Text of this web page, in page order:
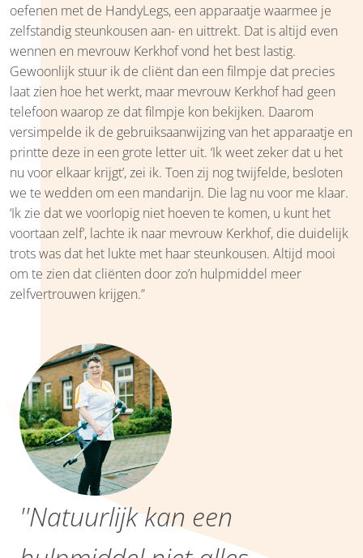
oefenen met de HandyLegs, een apparaatje waarmee je
zelfstandig steunkousen aan- en uittrekt. Dat is altijd even
wennen en mevrouw Kerkhof vond het best lastig.
Gewoonlijk stuur ik de cliënt dan een filmpje dat precies
laat zien hoe het werkt, maar mevrouw Kerkhof had geen
telefoon waarop ze dat filmpje kon bekijken. Daarom
versimpelde ik de gebruiksaanwijzing van het apparaatje en
printte deze in een grote letter uit. ‘Ik weet zeker dat u het
nu voor elkaar krijgt’, zei ik. Toen zij nog twijfelde, besloten
we te wedden om een mandarijn. Die lag nu voor me klaar.
‘Ik zie dat we voorlopig niet hoeven te komen, u kunt het
voortaan zelf’, lachte ik naar mevrouw Kerkhof, die duidelijk
trots was dat het lukte met haar steunkousen. Altijd mooi
om te zien dat cliënten door zo’n hulpmiddel meer
zelfvertrouwen krijgen.”
''Natuurlijk kan een